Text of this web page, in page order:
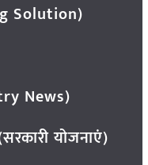
Solution)
News)
योजनाएं)